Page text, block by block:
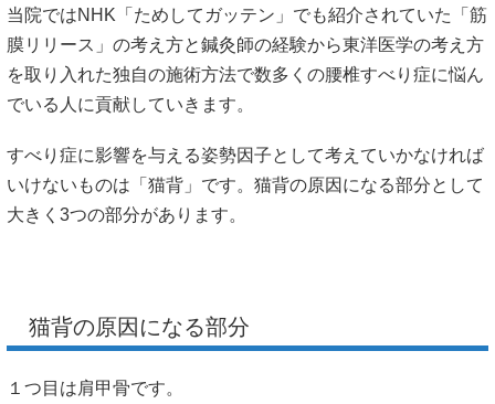
当院ではNHK「ためしてガッテン」でも紹介されていた「筋
膜リリース」の考え方と鍼灸師の経験から東洋医学の考え方
を取り入れた独自の施術方法で数多くの腰椎すべり症に悩ん
でいる人に貢献していきます。
すべり症に影響を与える姿勢因子として考えていかなければ
いけないものは「猫背」です。猫背の原因になる部分として
大きく3つの部分があります。
猫背の原因になる部分
１つ目は肩甲骨です。